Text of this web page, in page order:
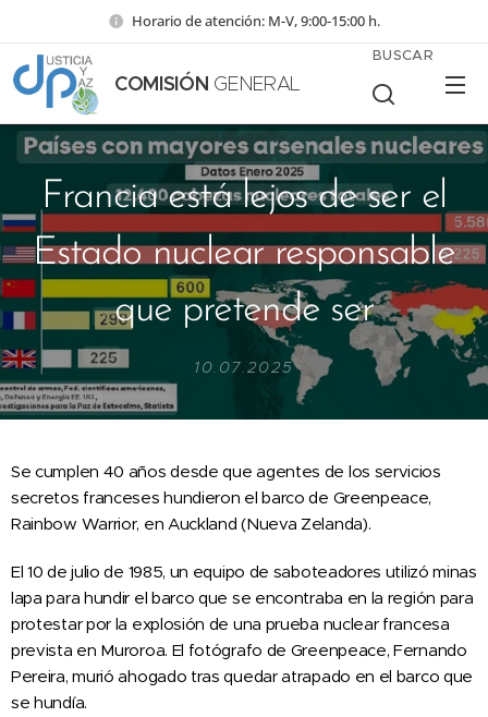
Horario de atención: M-V, 9:00-15:00 h.
COMISIÓN GENERAL
BUSCAR
Francia está lejos de ser el
Estado nuclear responsable
que pretende ser
10.07.2025
Se cumplen 40 años desde que agentes de los servicios
secretos franceses hundieron el barco de Greenpeace,
Rainbow Warrior, en Auckland (Nueva Zelanda).
El 10 de julio de 1985, un equipo de saboteadores utilizó minas
lapa para hundir el barco que se encontraba en la región para
protestar por la explosión de una prueba nuclear francesa
prevista en Muroroa. El fotógrafo de Greenpeace, Fernando
Pereira, murió ahogado tras quedar atrapado en el barco que
se hundía.